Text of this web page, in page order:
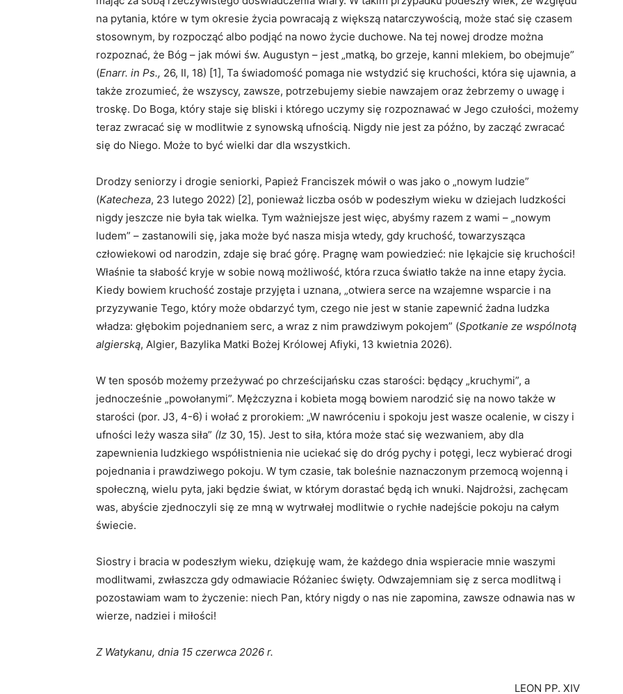
na pytania, które w tym okresie życia powracają z większą natarczywością, może stać się czasem
stosownym, by rozpocząć albo podjąć na nowo życie duchowe. Na tej nowej drodze można
rozpoznać, że Bóg – jak mówi św. Augustyn – jest „matką, bo grzeje, kanni mlekiem, bo obejmuje”
(Enarr. in Ps., 26, II, 18) [1], Ta świadomość pomaga nie wstydzić się kruchości, która się ujawnia, a
także zrozumieć, że wszyscy, zawsze, potrzebujemy siebie nawzajem oraz żebrzemy o uwagę i
troskę. Do Boga, który staje się bliski i którego uczymy się rozpoznawać w Jego czułości, możemy
teraz zwracać się w modlitwie z synowską ufnością. Nigdy nie jest za późno, by zacząć zwracać
się do Niego. Może to być wielki dar dla wszystkich.
Drodzy seniorzy i drogie seniorki, Papież Franciszek mówił o was jako o „nowym ludzie”
(Katecheza, 23 lutego 2022) [2], ponieważ liczba osób w podeszłym wieku w dziejach ludzkości
nigdy jeszcze nie była tak wielka. Tym ważniejsze jest więc, abyśmy razem z wami – „nowym
ludem” – zastanowili się, jaka może być nasza misja wtedy, gdy kruchość, towarzysząca
człowiekowi od narodzin, zdaje się brać górę. Pragnę wam powiedzieć: nie lękajcie się kruchości!
Właśnie ta słabość kryje w sobie nową możliwość, która rzuca światło także na inne etapy życia.
Kiedy bowiem kruchość zostaje przyjęta i uznana, „otwiera serce na wzajemne wsparcie i na
przyzywanie Tego, który może obdarzyć tym, czego nie jest w stanie zapewnić żadna ludzka
władza: głębokim pojednaniem serc, a wraz z nim prawdziwym pokojem” (Spotkanie ze wspólnotą
algierską, Algier, Bazylika Matki Bożej Królowej Afiyki, 13 kwietnia 2026).
W ten sposób możemy przeżywać po chrześcijańsku czas starości: będący „kruchymi”, a
jednocześnie „powołanymi”. Mężczyzna i kobieta mogą bowiem narodzić się na nowo także w
starości (por. J3, 4-6) i wołać z prorokiem: „W nawróceniu i spokoju jest wasze ocalenie, w ciszy i
ufności leży wasza siła” (Iz 30, 15). Jest to siła, która może stać się wezwaniem, aby dla
zapewnienia ludzkiego współistnienia nie uciekać się do dróg pychy i potęgi, lecz wybierać drogi
pojednania i prawdziwego pokoju. W tym czasie, tak boleśnie naznaczonym przemocą wojenną i
społeczną, wielu pyta, jaki będzie świat, w którym dorastać będą ich wnuki. Najdrożsi, zachęcam
was, abyście zjednoczyli się ze mną w wytrwałej modlitwie o rychłe nadejście pokoju na całym
świecie.
Siostry i bracia w podeszłym wieku, dziękuję wam, że każdego dnia wspieracie mnie waszymi
modlitwami, zwłaszcza gdy odmawiacie Różaniec święty. Odwzajemniam się z serca modlitwą i
pozostawiam wam to życzenie: niech Pan, który nigdy o nas nie zapomina, zawsze odnawia nas w
wierze, nadziei i miłości!
Z Watykanu, dnia 15 czerwca 2026 r.
LEON PP. XIV